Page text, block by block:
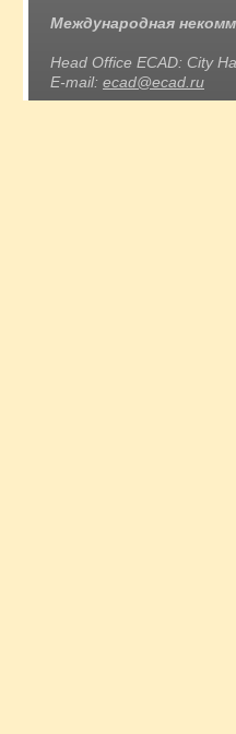
Международная
Head Office ECAD: City
E-mail: ecad@ecad.ru